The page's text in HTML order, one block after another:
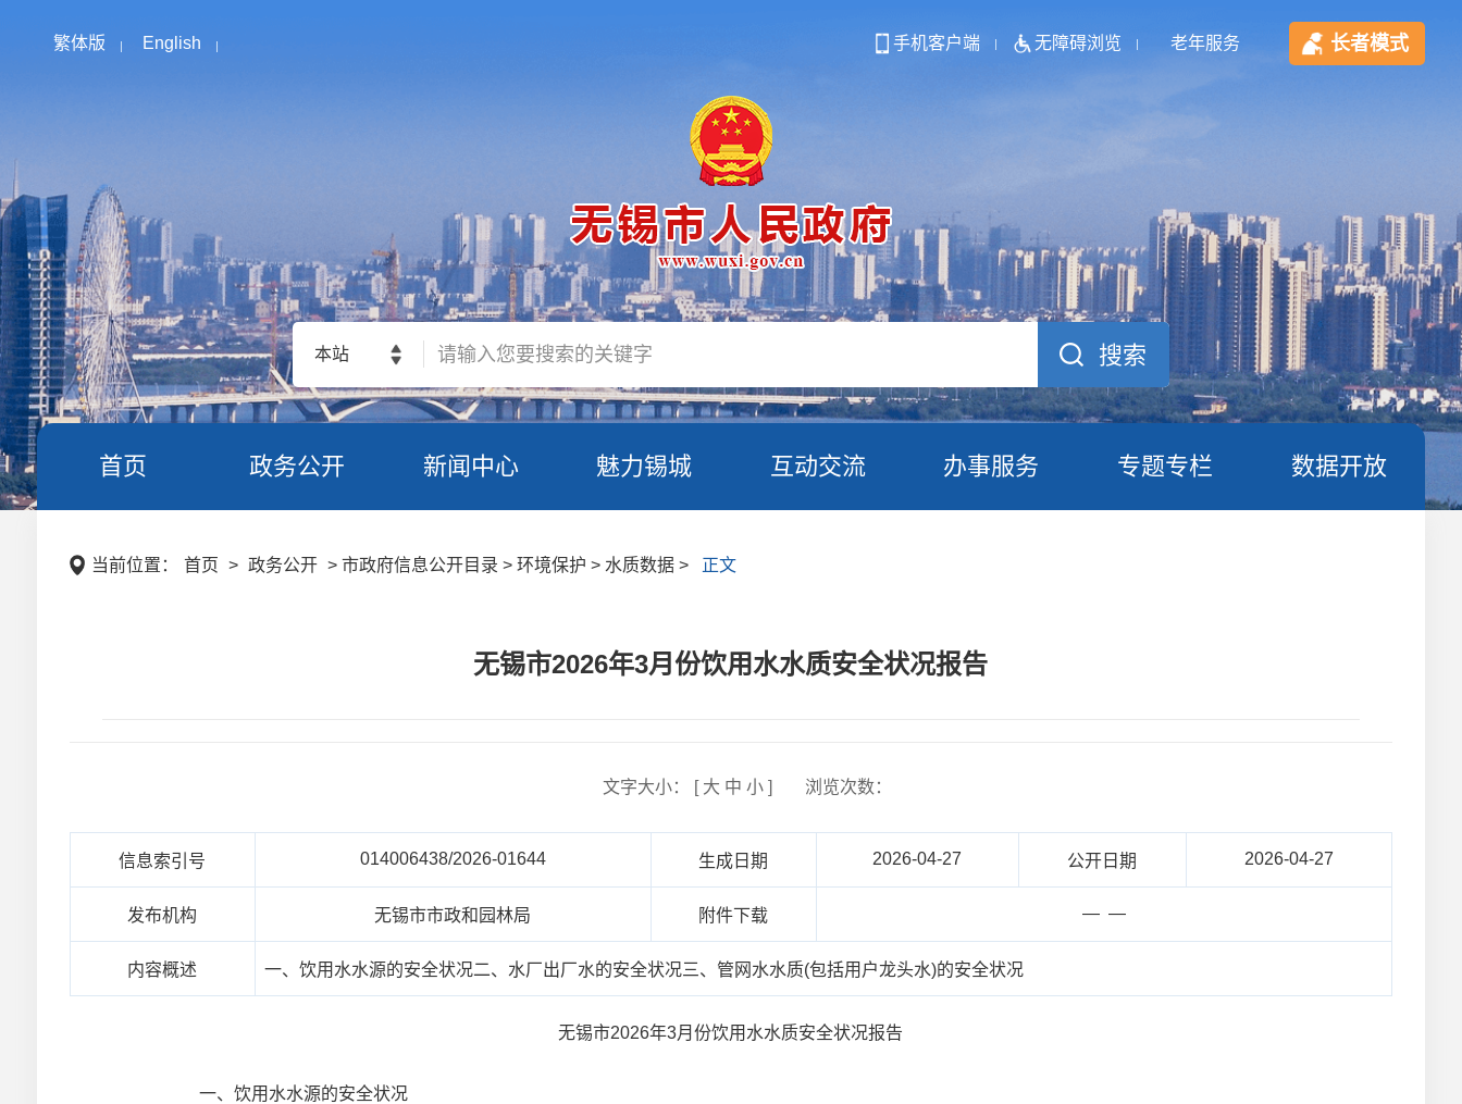
繁体版 English 手机客户端 无障碍浏览 老年服务 长者模式
本站
首页 政务公开 新闻中心 魅力锡城 互动交流 办事服务 专题专栏 数据开放
当前位置： 首页 > 政务公开 > 市政府信息公开目录 > 环境保护 > 水质数据 > 正文
无锡市2026年3月份饮用水水质安全状况报告
文字大小： [ 大 中 小] 浏览次数：
信息索引号 014006438/2026-01644 生成日期 2026-04-27 公开日期 2026-04-27
发布机构 无锡市市政和园林局 附件下载 — —
内容概述 一、饮用水水源的安全状况二、水厂出厂水的安全状况三、管网水水质(包括用户龙头水)的安全状况
无锡市2026年3月份饮用水水质安全状况报告
一、饮用水水源的安全状况